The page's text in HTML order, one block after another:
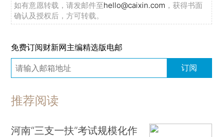
如有意愿转载，请发邮件至hello@caixin.com ，获得书面
确认及授权后，方可转载。
免费订阅财新网主编精选版电邮
订阅
推荐阅读
河南“三支一扶”考试规模化作